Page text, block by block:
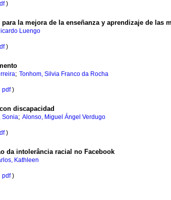
)
la mejora de la enseñanza y aprendizaje de las
Luengo
)
; Tonhom, Silvia Franco da Rocha
pdf)
discapacidad
Sonia; Alonso, Miguel Ángel Verdugo
)
da intolerância racial no Facebook
Kathleen
pdf)